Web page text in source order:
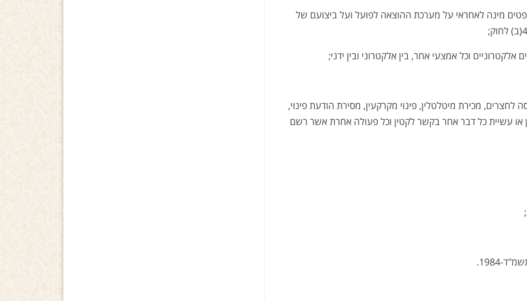
מינה לאחראי על מערכת ההוצאה לפועל ועל ביצועם של
וכל אמצעי אחר, בין אלקטרוני ובין ידני;
מכירת מיטלטלין, פינוי מקרקעין, מסירת הודעת פינוי,
או עשיית כל דבר אחר בקשר לקטין וכל פעולה אחרת אשר רשם
1984.